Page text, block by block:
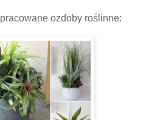
ozdoby roślinne: